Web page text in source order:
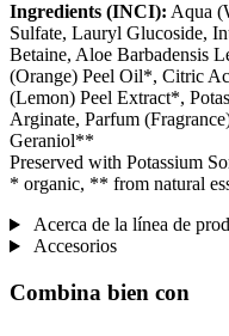
Ingredients (INCI): Aqua
Sulfate, Lauryl Glucoside,
Betaine, Aloe Barbadensis
(Orange) Peel Oil*, Citric
(Lemon) Peel Extract*,
Arginate, Parfum
Geraniol**
Preserved with Potassium
* organic, ** from natural
Acerca de la línea de
Accesorios
Combina bien con